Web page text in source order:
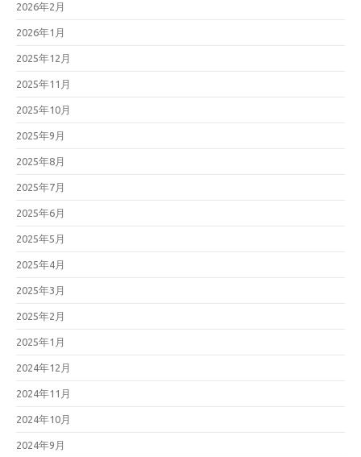
2026年2月
2026年1月
2025年12月
2025年11月
2025年10月
2025年9月
2025年8月
2025年7月
2025年6月
2025年5月
2025年4月
2025年3月
2025年2月
2025年1月
2024年12月
2024年11月
2024年10月
2024年9月